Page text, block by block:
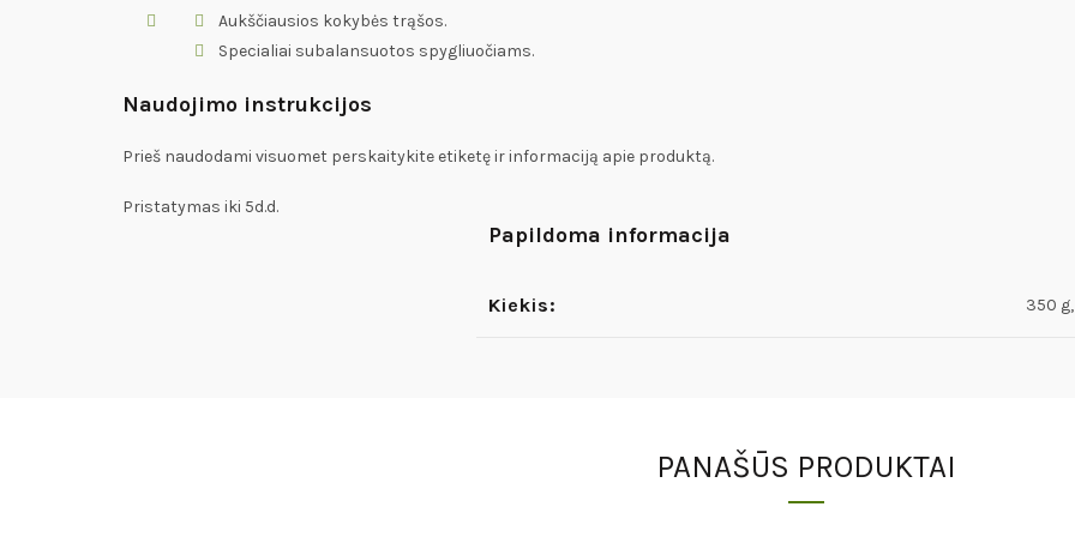
Aukščiausios kokybės trąšos.
Specialiai subalansuotos spygliuočiams.
Naudojimo instrukcijos
Prieš naudodami visuomet perskaitykite etiketę ir informaciją apie produktą.
Pristatymas iki 5d.d.
Papildoma informacija
Kiekis: 350
PANAŠŪS PRODUKTAI